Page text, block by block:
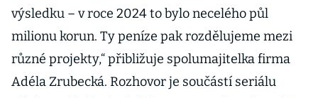
výsledku – v roce 2024 to bylo necelého půl
milionu korun. Ty peníze pak rozdělujeme mezi
různé projekty,“ přibližuje spolumajitelka firma
Adéla Zrubecká. Rozhovor je součástí seriálu